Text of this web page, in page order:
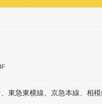
東急東横線、京急本線、相